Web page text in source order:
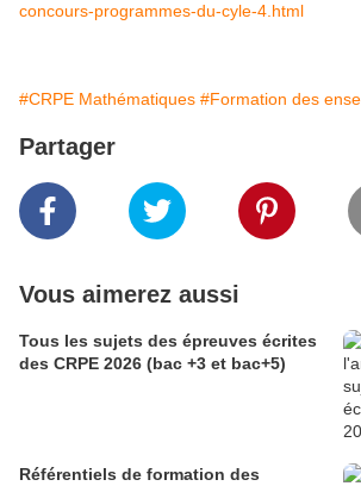
concours-programmes-du-cyle-4.html
#CRPE Mathématiques #Formation des
Partager
Vous aimerez aussi
Tous les sujets des épreuves écrites
des CRPE 2026 (bac +3 et bac+5)
Référentiels de formation des